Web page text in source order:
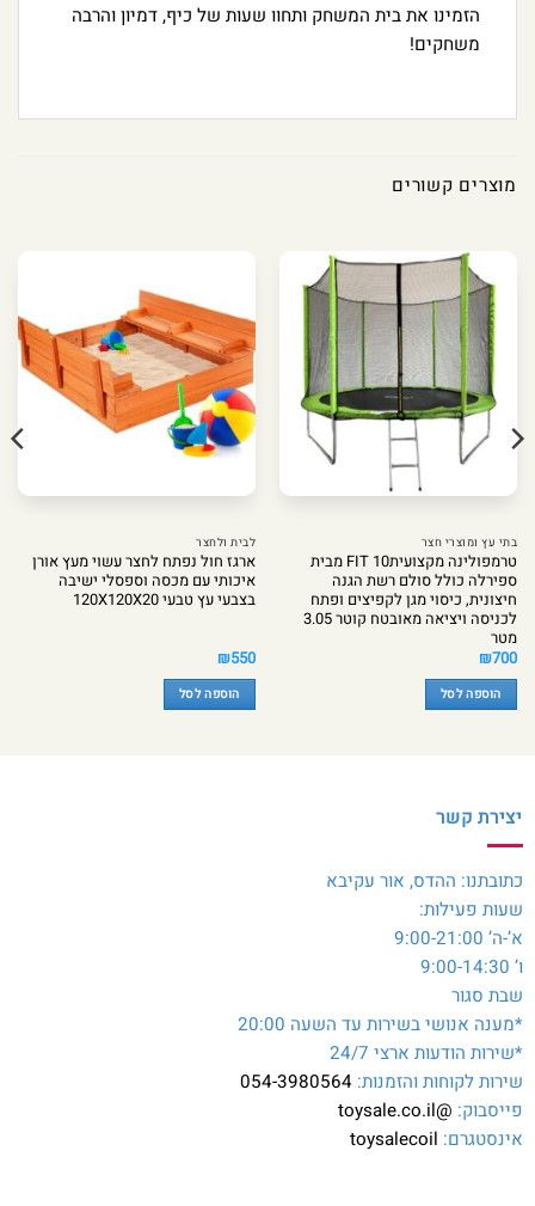
הזמינו את בית המשחק ותחוו שעות של כיף, דמיון והרבה
משחקים!
מוצרים קשורים
בתי עץ ומוצרי חצר
טרמפולינה מקצועית10 FIT מבית
ספירלה כולל סולם רשת הגנה
חיצונית, כיסוי מגן לקפיצים ופתח
לכניסה ויציאה מאובטח קוטר 3.05
מטר
₪700
הוספה לסל
לבית ולחצר
ארגז חול נפתח לחצר עשוי מעץ אורן
איכותי עם מכסה וספסלי ישיבה
בצבעי עץ טבעי 120X120X20
₪550
הוספה לסל
יצירת קשר
כתובתנו: ההדס, אור עקיבא
שעות פעילות:
א’-ה’ 9:00-21:00
ו’ 9:00-14:30
שבת סגור
*מענה אנושי בשירות עד השעה 20:00
*שירות הודעות ארצי 24/7
שירות לקוחות והזמנות: 054-3980564
פייסבוק: @toysale.co.il
אינסטגרם: toysalecoil